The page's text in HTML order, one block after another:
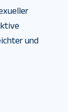
und